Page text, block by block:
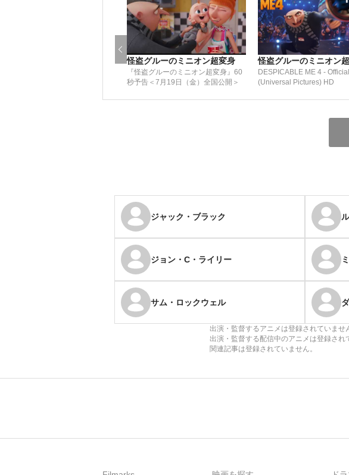
怪盗グルーのミニオン超変身
『怪盗グルーのミニオン超変身』60
秒予告＜7月19日（金）全国公開＞
怪盗グルーのミニオン
DESPICABLE ME 4 -
(Universal Pictures) HD
ジャック・ブラック
ジョン・C・ライリー
サム・ロックウェル
出演・監督するアニメは登録されていませ
出演・監督する配信中のアニメは登録され
関連記事は登録されていません。